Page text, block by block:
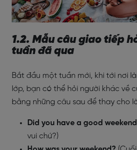
1.2. Mẫu câu giao tiếp
tuần đã qua
Bắt đầu một tuần mới, khi tới nơi
lớp, bạn có thể hỏi người khác về
bằng những câu sau để thay cho
Did you have a good
vui chứ?)